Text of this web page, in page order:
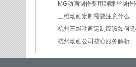
2026/03/09
MG动画制作要用到哪些制作
2026/02/24
三维动画定制需要注意什么
2026/02/09
杭州三维动画定制应该如何
2026/01/30
杭州动画公司核心服务解析
2026/01/28